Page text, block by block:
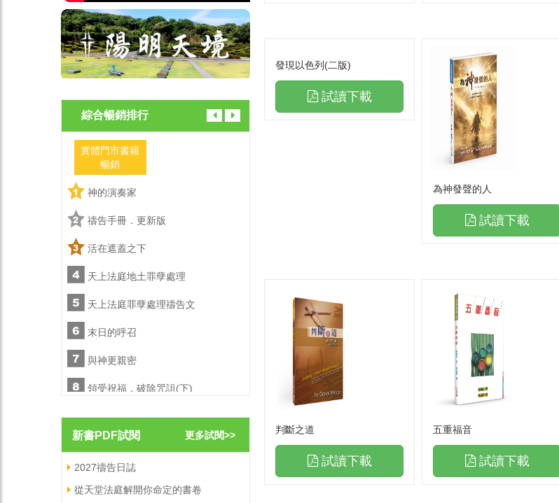
綜合暢銷排行
實體門市書籍
暢銷
神的演奏家
禱告手冊．更新版
活在遮蓋之下
天上法庭地土罪孽處理
天上法庭罪孽處理禱告文
末日的呼召
與神更親密
領受祝福，破除咒詛(下)
陪你走一會兒
職場屬靈爭戰禱告文
天上法庭罪孽處理禱告文
末日的呼召
與神更親密
領受祝福，破除咒詛(下)
職場屬靈爭戰禱告文
實體門市書籍
神的演奏家
禱告手冊．更新版
天上法庭罪孽處理禱
末日的呼召
與神更親密
領受祝福，破除咒詛(
職場屬靈爭戰禱告文
新書PDF試閱 更多試閱>>
2027禱告日誌
從天堂法庭解開你命定的書卷
發現以色列(二版)
試讀下載
為神發聲的人
試讀下載
判斷之道
試讀下載
五重福音
試讀下載